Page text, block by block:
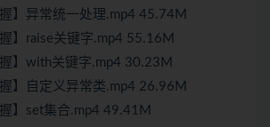
】异常统一处理.mp4 45.74M
】raise关键字.mp4 55.16M
】with关键字.mp4 30.23M
】自定义异常类.mp4 26.96M
】set集合.mp4 49.41M